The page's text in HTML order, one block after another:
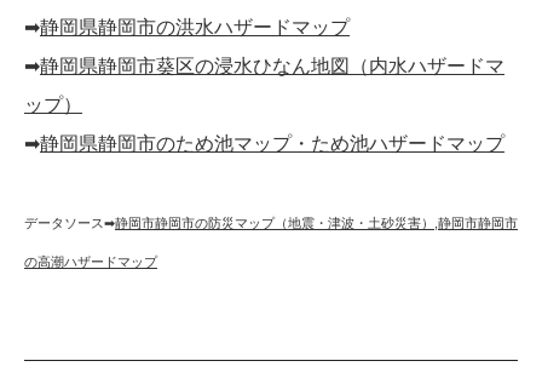
➡︎静岡県静岡市の洪水ハザードマップ
➡︎静岡県静岡市葵区の浸水ひなん地図（内水ハザードマ
ップ）
➡︎静岡県静岡市のため池マップ・ため池ハザードマップ
データソース➡︎静岡市静岡市の防災マップ（地震・津波・土砂災害） 静岡市静岡市
の高潮ハザードマップ